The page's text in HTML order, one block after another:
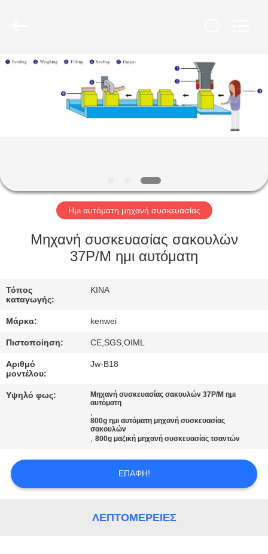
ΑΡΧΙΚΉ
ΠΡΟΪΌΝΤΑ
ΜΕ
ΕΜΆΣ
ΓΎΡΟΣ
ΕΡΓΟΣΤΑΣΊΩΝ
ΠΟΙΟΤΙΚΌΣ
ΕΠΑΦΉ
ΖΗΤΉΣΤΕ
ΑΠΌΣΠΑΣΜΑ
SITEMAP
Ημι αυτόματη μηχανή συσκευασίας
Μηχανή συσκευασίας σακουλών
37P/M ημι αυτόματη
Τόπος
καταγωγής:
ΚΙΝΑ
Μάρκα: kenwei
Πιστοποίηση: CE,SGS,OIML
Αριθμό
μοντέλου:
Jw-B18
Υψηλό φως:
Μηχανή συσκευασίας σακουλών 37P/M ημι
αυτόματη
,
800g ημι αυτόματη μηχανή συσκευασίας
σακουλών
,800g μαζική μηχανή συσκευασίας τσαντών
ΕΠΑΦΉ!
ΛΕΠΤΟΜΈΡΕΙΕΣ